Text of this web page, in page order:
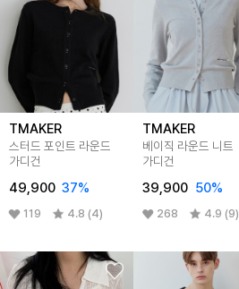
TMAKER
스터드 포인트 라운드
가디건
49,900 37%
119 4.8 (4)
TMAKER
베이직 라운드 니트
가디건
39,900 50%
268 4.9 (9)